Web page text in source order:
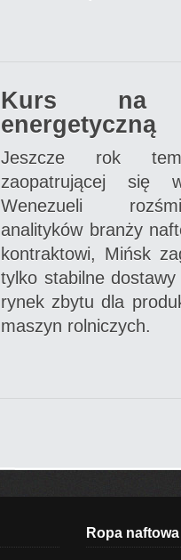
Kurs na
energetyczną
Jeszcze rok
zaopatrującej
Wenezueli
analityków branży
kontraktowi, Mińsk
tylko stabilne
rynek zbytu dla
maszyn rolniczych.
Ropa naftowa